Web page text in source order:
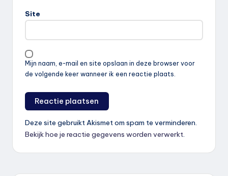
Site
Mijn naam, e-mail en site opslaan in deze browser voor
de volgende keer wanneer ik een reactie plaats.
Deze site gebruikt Akismet om spam te verminderen.
Bekijk hoe je reactie gegevens worden verwerkt